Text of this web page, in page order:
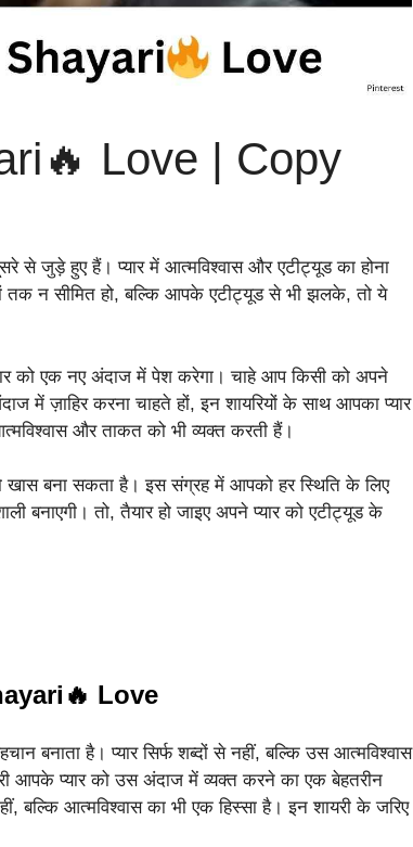
Love | Copy
से जुड़े हुए हैं। प्यार में आत्मविश्वास और एटीट्यूड का होना
तक न सीमित हो, बल्कि आपके एटीट्यूड से भी झलके, तो ये
को एक नए अंदाज में पेश करेगा। चाहे आप किसी को अपने
में ज़ाहिर करना चाहते हों, इन शायरियों के साथ आपका प्यार
और ताकत को भी व्यक्त करती हैं।
खास बना सकता है। इस संग्रह में आपको हर स्थिति के लिए
बनाएगी। तो, तैयार हो जाइए अपने प्यार को एटीट्यूड के
Love
बनाता है। प्यार सिर्फ शब्दों से नहीं, बल्कि उस आत्मविश्वास
आपके प्यार को उस अंदाज में व्यक्त करने का एक बेहतरीन
बल्कि आत्मविश्वास का भी एक हिस्सा है। इन शायरी के जरिए